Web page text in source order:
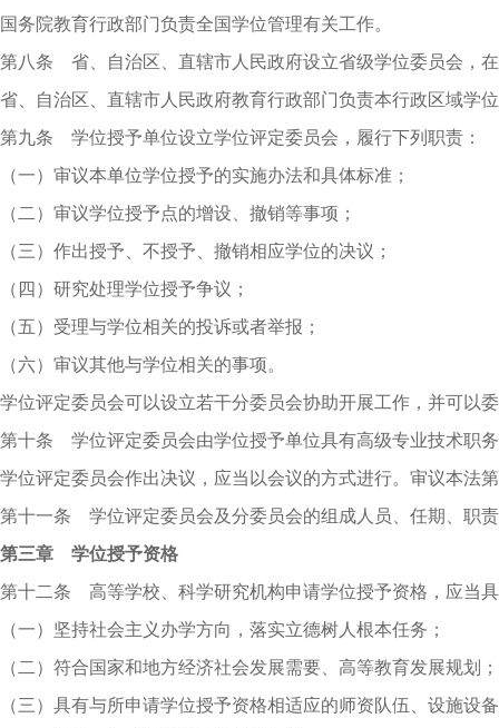
国务院教育行政部门负责全国学位管理有关工作。
第八条 省、自治区、直辖市人民政府设立省级学位委员会，
省、自治区、直辖市人民政府教育行政部门负责本行政区域学
第九条 学位授予单位设立学位评定委员会，履行下列职责：
（一）审议本单位学位授予的实施办法和具体标准；
（二）审议学位授予点的增设、撤销等事项；
（三）作出授予、不授予、撤销相应学位的决议；
（四）研究处理学位授予争议；
（五）受理与学位相关的投诉或者举报；
（六）审议其他与学位相关的事项。
学位评定委员会可以设立若干分委员会协助开展工作，并可以
第十条 学位评定委员会由学位授予单位具有高级专业技术职
学位评定委员会作出决议，应当以会议的方式进行。审议本法
第十一条 学位评定委员会及分委员会的组成人员、任期、职
第三章 学位授予资格
第十二条 高等学校、科学研究机构申请学位授予资格，应当
（一）坚持社会主义办学方向，落实立德树人根本任务；
（二）符合国家和地方经济社会发展需要、高等教育发展规划；
（三）具有与所申请学位授予资格相适应的师资队伍、设施设